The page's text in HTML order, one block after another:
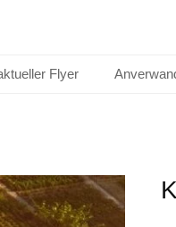
Flyer